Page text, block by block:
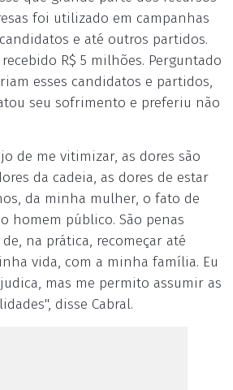
foi utilizado em campanhas
e até outros partidos.
R$ 5 milhões. Perguntado
esses candidatos e partidos,
seu sofrimento e preferiu não
de me vitimizar, as dores são
da cadeia, as dores de estar
da minha mulher, o fato de
homem público. São penas
na prática, recomeçar até
vida, com a minha família. Eu
mas me permito assumir as
disse Cabral.